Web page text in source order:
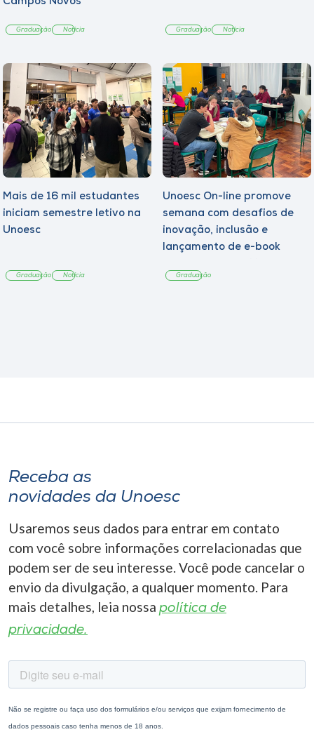
Graduação Notícia Graduação Notícia
Mais de 16 mil estudantes
iniciam semestre letivo na
Unoesc
Graduação Notícia
Unoesc On-line promove
semana com desafios de
inovação, inclusão e
lançamento de e-book
Graduação
Receba as
novidades da Unoesc
Usaremos seus dados para entrar em contato
com você sobre informações correlacionadas que
podem ser de seu interesse. Você pode cancelar o
envio da divulgação, a qualquer momento. Para
mais detalhes, leia nossa política de
privacidade.